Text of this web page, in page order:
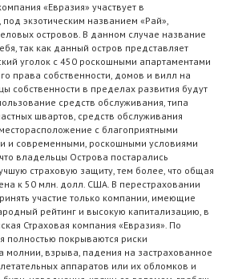
«Евразия» участвует в
экзотическим названием «Рай»,
островов. В данном случае название
так как данный остров представляет
уголок с 450 роскошными апартаментами
права собственности, домов и вилл на
собственности в пределах развития будут
средств обслуживания, типа
швартов, средств обслуживания
с благоприятными
и современными, роскошными условиями
владельцы Острова постарались
страховую защиту, тем более, что общая
к 50 млн. долл. США. В перестраховании
участие только компании, имеющие
рейтинг и высокую капитализацию, в
Страховая компания «Евразия». По
полностью покрываются риски
молнии, взрыва, падения на застрахованное
аппаратов или их обломков и